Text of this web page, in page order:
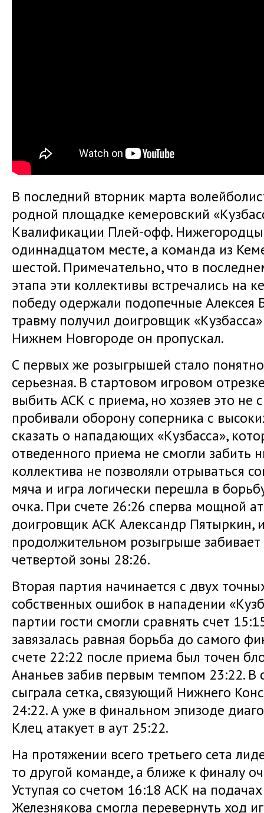
В последний вторник марта
родной площадке кемеровский
Квалификации Плей-офф. Нижегородцы
одиннадцатом месте, а команда из
шестой. Примечательно, что в
этапа эти коллективы встречались на
победу одержали подопечные Алексея
травму получил доигровщик
Нижнем Новгороде он пропускал.
С первых же розыгрышей стало
серьезная. В стартовом игровом
выбить АСК с приема, но хозяев это не
пробивали оборону соперника с
сказать о нападающих «Кузбасса»,
отведенного приема не смогли забить
коллектива не позволяли отрываться
мяча и игра логически перешла в
очка. При счете 26:26 сперва мощной
доигровщик АСК Александр Пятыркин,
продолжительном розыгрыше забивает
четвертой зоны 28:26.
Вторая партия начинается с двух
собственных ошибок в нападении
партии гости смогли сравнять счет
завязалась равная борьба до самого
счете 22:22 после приема был точен
Ананьев забив первым темпом 23:22.
сыграла сетка, связующий Нижнего
24:22. А уже в финальном эпизоде
Клец атакует в аут 25:22.
На протяжении всего третьего сета
то другой команде, а ближе к финалу
Уступая со счетом 16:18 АСК на
Железнякова смогла перевернуть ход